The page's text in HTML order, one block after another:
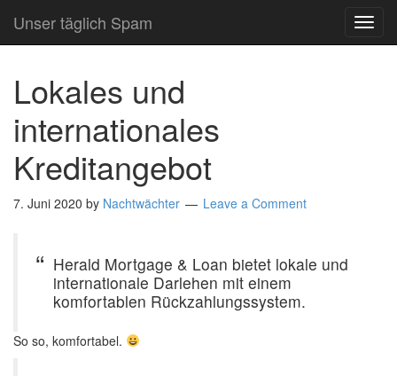
Unser täglich Spam
Lokales und
internationales
Kreditangebot
7. Juni 2020 by Nachtwächter Leave a Comment
Herald Mortgage & Loan bietet lokale und
internationale Darlehen mit einem
komfortablen Rückzahlungssystem.
So so, komfortabel.